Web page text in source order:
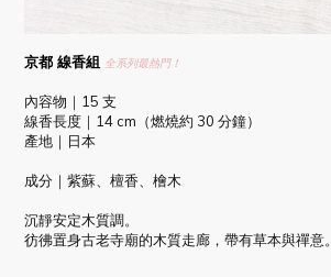
京都 線香組 全系列最熱門！
內容物｜15 支
線香長度｜14 cm（燃燒約 30 分鐘）
產地｜日本
成分｜紫蘇、檀香、檜木
沉靜安定木質調。
彷彿置身古老寺廟的木質走廊，帶有草本與禪意。